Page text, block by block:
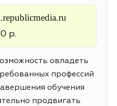
р.
овладеть
профессий
обучения
продвигать